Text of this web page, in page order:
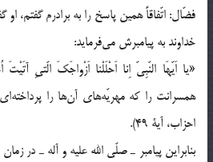
فضّال: اتّفاقاً همين پاسخ را به برادرم گفتم،
خداوند به پيامبرش مي‌فرمايد:
«يا اَيّهَا النّبِيّ اِنا اَحْلَلْنا اَزْواجَكَ الّتيِ
همسرانت را كه مهريّه‌هاي آن‌ها را
احزاب، آية 49).
بنابراين پيامبر ـ صلّي الله عليه و آله ـ در